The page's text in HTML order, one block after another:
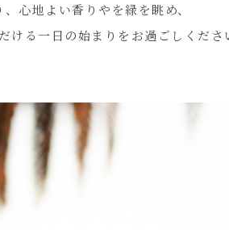
心地よい香りやを緑を眺め、
ける一日の始まりをお過ごしくださ